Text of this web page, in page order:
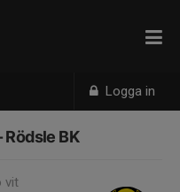
Logga in
Rödsle BK
vit